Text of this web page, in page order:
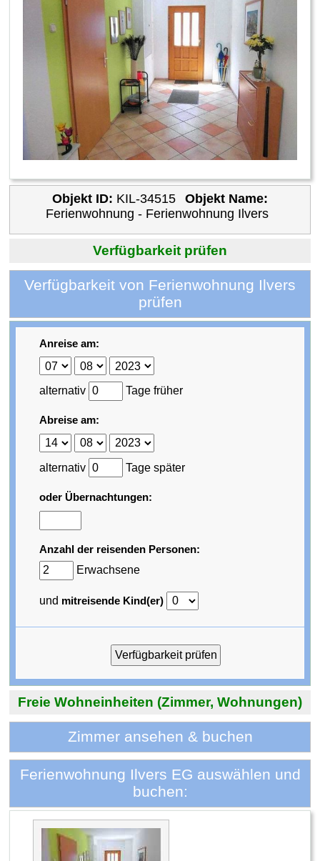
Objekt ID: KIL-34515
Objekt Name:
Ferienwohnung - Ferienwohnung Ilvers
Verfügbarkeit prüfen
Verfügbarkeit von Ferienwohnung Ilvers
prüfen
Anreise am:
alternativ Tage früher
Abreise am:
alternativ Tage später
oder Übernachtungen:
Anzahl der reisenden Personen:
Erwachsene
und mitreisende Kind(er)
Freie Wohneinheiten (Zimmer, Wohnungen)
Zimmer ansehen & buchen
Ferienwohnung Ilvers EG auswählen und
buchen: